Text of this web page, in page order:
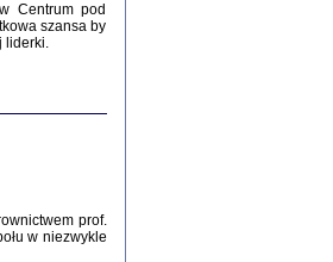
Centrum pod
szansa by
liderki.
prof.
w niezwykle